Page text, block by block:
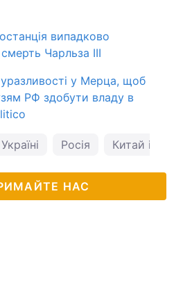
випадково
Чарльза ІІІ
у Мерца, щоб
РФ здобути владу в
Росія Китай і Росія
НАС